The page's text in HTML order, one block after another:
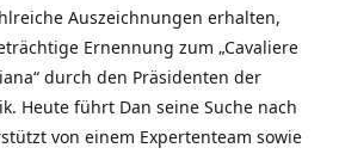
Auszeichnungen erhalten,
Ernennung zum „Cavaliere
durch den Präsidenten der
Heute führt Dan seine Suche nach
von einem Expertenteam sowie